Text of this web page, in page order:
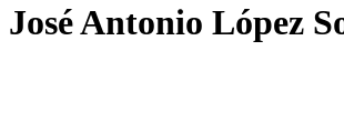
José Antonio López